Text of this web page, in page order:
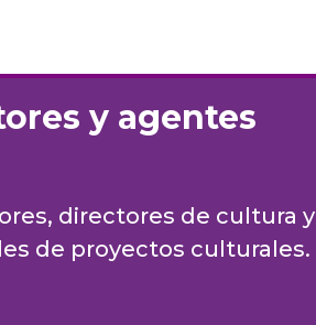
y agentes
directores de cultura y
de proyectos culturales.